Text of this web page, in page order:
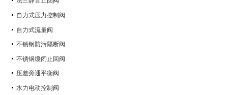
自力式压力控制阀
自力式流量阀
不锈钢防污隔断阀
不锈钢缓闭止回阀
压差旁通平衡阀
水力电动控制阀